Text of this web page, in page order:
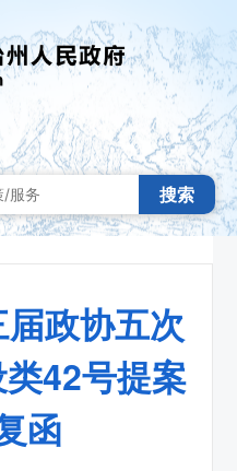
搜索
政协五次
42号提案
函